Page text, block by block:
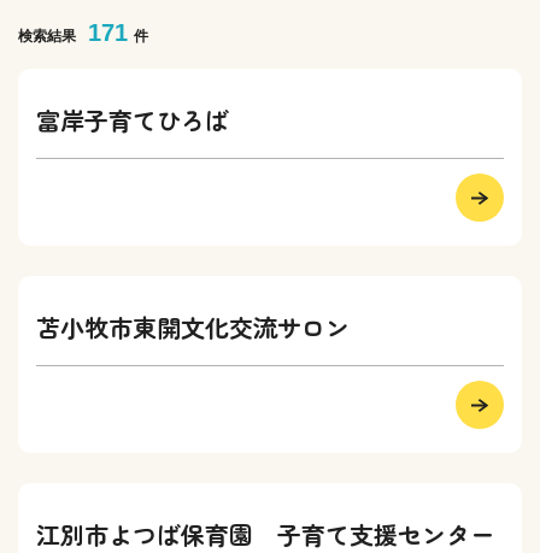
検索結果 171 件
富岸子育てひろば
苫小牧市東開文化交流サロン
江別市よつば保育園 子育て支援センター